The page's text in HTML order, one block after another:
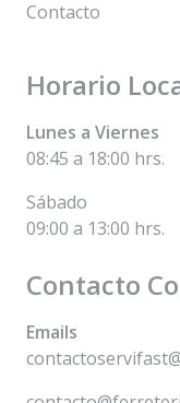
Contacto
Horario
Lunes a Viernes
08:45 a 18:00 hrs.
Sábado
09:00 a 13:00 hrs.
Contacto
Emails